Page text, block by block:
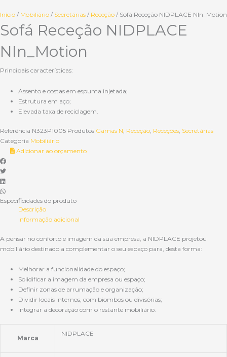
Início / Mobiliário / Secretárias / Receção / Sofá Receção NIDPLACE NIn_Motion
Sofá Receção NIDPLACE
NIn_Motion
Principais características:
Assento e costas em espuma injetada;
Estrutura em aço;
Elevada taxa de reciclagem.
Referência N323P1005 Produtos Gamas N, Receção, Receções, Secretárias
Categoria Mobiliário
Adicionar ao orçamento
Especificidades do produto
Descrição
Informação adicional
A pensar no conforto e imagem da sua empresa, a NIDPLACE projetou
mobiliário destinado a complementar o seu espaço para, desta forma:
Melhorar a funcionalidade do espaço;
Solidificar a imagem da empresa ou espaço;
Definir zonas de arrumação e organização;
Dividir locais internos, com biombos ou divisórias;
Integrar a decoração com o restante mobiliário.
Marca
NIDPLACE